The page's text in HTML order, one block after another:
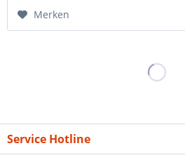
Merken
Service Hotline